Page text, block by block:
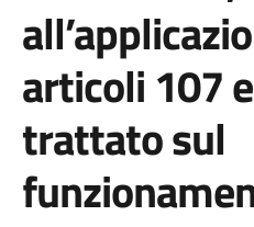
articoli 107
trattato sul